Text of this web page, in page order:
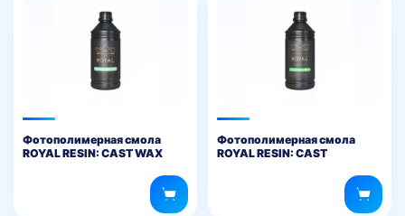
Фотополимерная смола
ROYAL RESIN: CAST WAX
Фотополимерная смола
ROYAL RESIN: CAST